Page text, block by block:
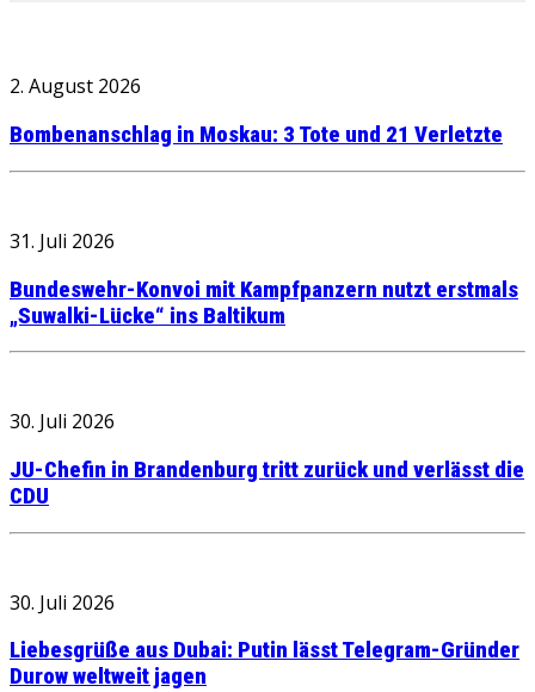
2. August 2026
Bombenanschlag in Moskau: 3 Tote und 21 Verletzte
31. Juli 2026
Bundeswehr-Konvoi mit Kampfpanzern nutzt erstmals
„Suwalki-Lücke“ ins Baltikum
30. Juli 2026
JU-Chefin in Brandenburg tritt zurück und verlässt die
CDU
30. Juli 2026
Liebesgrüße aus Dubai: Putin lässt Telegram-Gründer
Durow weltweit jagen